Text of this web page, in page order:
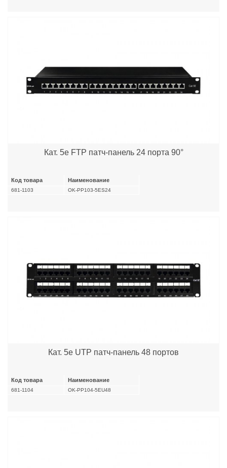
Кат. 5e FTP патч-панель 24 порта 90°
Код товара Наименование
681-1103 OK-PP103-5ES24
Кат. 5e UTP патч-панель 48 портов
Код товара Наименование
681-1104 OK-PP104-5EU48